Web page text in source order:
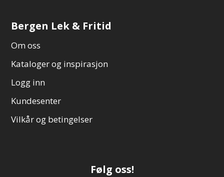
Bergen Lek & Fritid
Om oss
Kataloger og inspirasjon
Logg inn
Kundesenter
Vilkår og betingelser
Følg oss!